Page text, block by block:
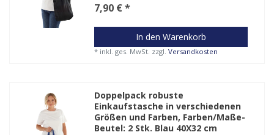
7,90 € *
In den Warenkorb
* inkl. ges. MwSt. zzgl.Versandkosten
Doppelpack robuste
Einkaufstasche in verschiedenen
Größen und Farben, Farben/Maße-
Beutel: 2 Stk. Blau 40X32 cm